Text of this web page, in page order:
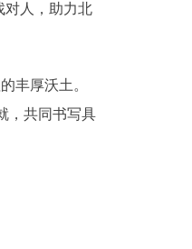
对人，助力北
丰厚沃土。
，共同书写具